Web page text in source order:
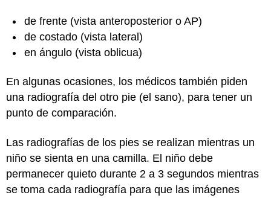
de frente (vista anteroposterior o AP)
de costado (vista lateral)
en ángulo (vista oblicua)
En algunas ocasiones, los médicos también piden
una radiografía del otro pie (el sano), para tener un
punto de comparación.
Las radiografías de los pies se realizan mientras un
niño se sienta en una camilla. El niño debe
permanecer quieto durante 2 a 3 segundos mientras
se toma cada radiografía para que las imágenes